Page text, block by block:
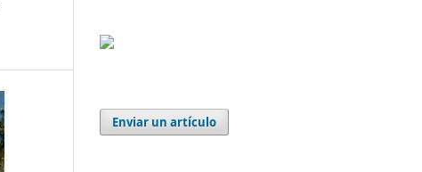
Enviar un artículo